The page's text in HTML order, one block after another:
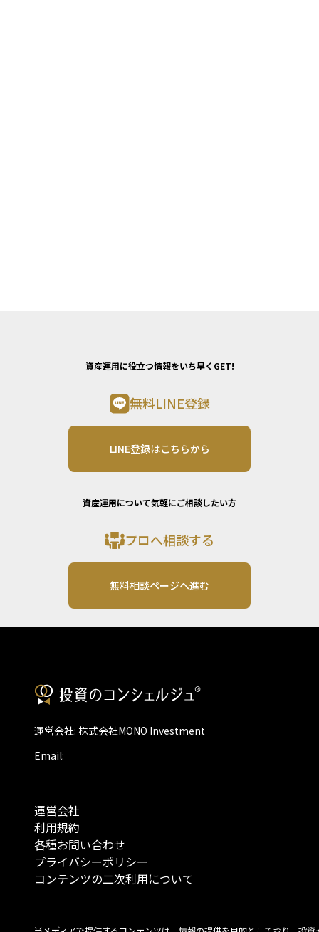
資産運用に役立つ情報をいち早くGET!
無料LINE登録
LINE登録はこちらから
資産運用について気軽にご相談したい方
プロへ相談する
無料相談ページへ進む
運営会社: 株式会社MONO Investment
Email:
運営会社
利用規約
各種お問い合わせ
プライバシーポリシー
コンテンツの二次利用について